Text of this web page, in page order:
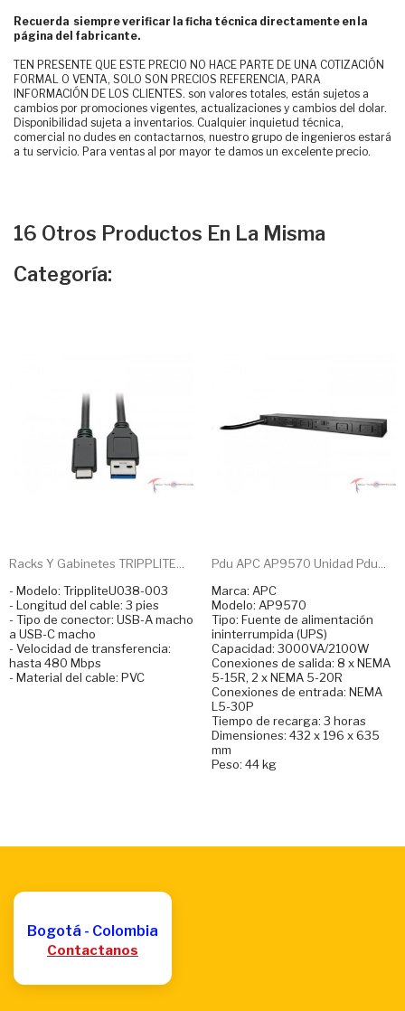
Recuerda siempre verificar la ficha técnica directamente en la
página del fabricante.
TEN PRESENTE QUE ESTE PRECIO NO HACE PARTE DE UNA COTIZACIÓN
FORMAL O VENTA, SOLO SON PRECIOS REFERENCIA, PARA
INFORMACIÓN DE LOS CLIENTES. son valores totales, están sujetos a
cambios por promociones vigentes, actualizaciones y cambios del dolar.
Disponibilidad sujeta a inventarios. Cualquier inquietud técnica,
comercial no dudes en contactarnos, nuestro grupo de ingenieros estará
a tu servicio. Para ventas al por mayor te damos un excelente precio.
16 Otros Productos En La Misma
Categoría:
Racks Y Gabinetes TRIPPLITE...
- Modelo: TrippliteU038-003
- Longitud del cable: 3 pies
- Tipo de conector: USB-A macho
a USB-C macho
- Velocidad de transferencia:
hasta 480 Mbps
- Material del cable: PVC
Pdu APC AP9570 Unidad Pdu...
Marca: APC
Modelo: AP9570
Tipo: Fuente de alimentación
ininterrumpida (UPS)
Capacidad: 3000VA/2100W
Conexiones de salida: 8 x NEMA
5-15R, 2 x NEMA 5-20R
Conexiones de entrada: NEMA
L5-30P
Tiempo de recarga: 3 horas
Dimensiones: 432 x 196 x 635
mm
Peso: 44 kg
Bogotá - Colombia
Contactanos